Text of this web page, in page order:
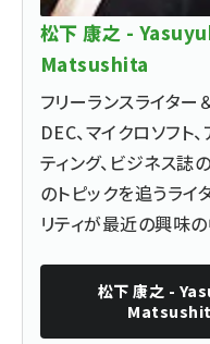
松下 康之 -
Matsushita
フリーランスライター
DEC、マイクロソフト
ティング、ビジネス
のトピックを追うライ
リティが最近の興味の
松下 康之 -